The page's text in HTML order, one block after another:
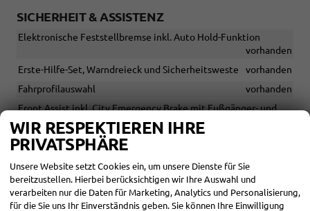
SICHERHEIT & ASSISTENZ
Elektronische Feststellbremse inkl. Auto Hold-Funktion
vorhanden
Erste-Hilfe-Set, Warndreieck und Sicherheitsweste
vorhanden
Fahrprofilauswahl
vorhanden
Front Assist inkl. City Emergency Brake mit Fußgänger- und
Radfahrererkennung
Front Cross Traffic Assist
Hill Start Assist
Lane Assist
vorhanden
Light Assist
vorhanden
WIR RESPEKTIEREN IHRE
PRIVATSPHÄRE
Unsere Website setzt Cookies ein, um unsere Dienste für Sie
bereitzustellen. Hierbei berücksichtigen wir Ihre Auswahl und
verarbeiten nur die Daten für Marketing, Analytics und Personalisierung,
für die Sie uns Ihr Einverständnis geben. Sie können Ihre Einwilligung